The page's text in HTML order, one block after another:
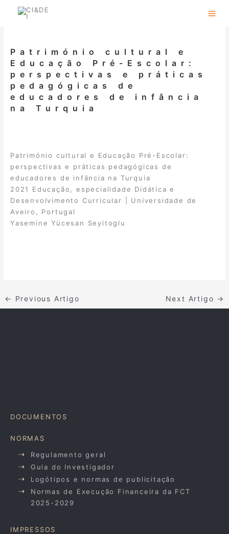
Património cultural e
Educação Pré-Escolar:
perspectivas e práticas
pedagógicas de
educadores de infância
na Turquia
Património cultural e Educação Pré-Escolar:
perspectivas e práticas pedagógicas de
educadores de infância na Turquia
2021 Educação, especialidade Didática e
Desenvolvimento Curricular | Universidade de
Aveiro, Portugal
Yasemine Yücesan Seyitoglu
← Previous Artigo Next Artigo →
DOCUMENTOS
NORMAS
Regulamento geral
Guia do Investigador
Logótipos e normas de publicitação
Normas de Execução Financeira da FCT
2025-2029
IMPRESSOS